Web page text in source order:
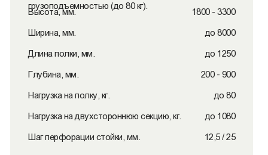
грузоподъемностью (до 80 кг).
Высота, мм. 1800 - 3300
Ширина, мм. до 8000
Длина полки, мм. до 1250
Глубина, мм. 200 - 900
Нагрузка на полку, кг. до 80
Нагрузка на двухстороннюю секцию, кг. до 1080
Шаг перфорации стойки, мм. 12,5 / 25